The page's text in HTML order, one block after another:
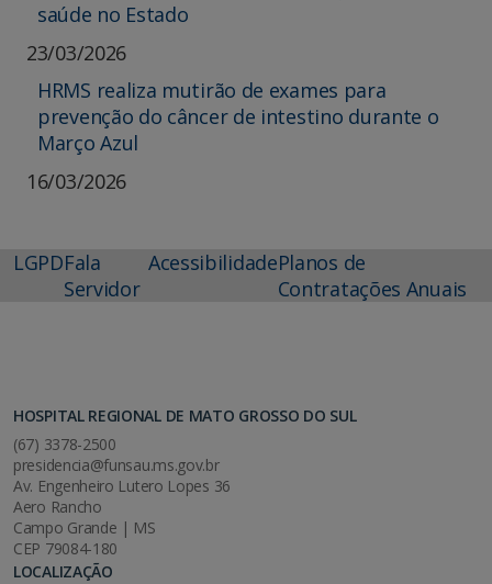
saúde no Estado
23/03/2026
HRMS realiza mutirão de exames para
prevenção do câncer de intestino durante o
Março Azul
16/03/2026
LGPDFala
Servidor
AcessibilidadePlanos de
Contratações Anuais
HOSPITAL REGIONAL DE MATO GROSSO DO SUL
(67) 3378-2500
presidencia@funsau.ms.gov.br
Av. Engenheiro Lutero Lopes 36
Aero Rancho
Campo Grande | MS
CEP 79084-180
LOCALIZAÇÃO